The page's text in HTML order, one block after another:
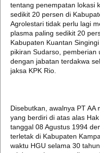
tentang penempatan lokasi
sedikit 20 persen di
Agrolestari tidak perlu lagi
plasma paling sedikit 20
Kabupaten Kuantan
pikiran Sudarso,
dengan jabatan terdakwa
jaksa KPK Rio.
Disebutkan, awalnya PT
yang berdiri di atas alas
tanggal 08 Agustus 1994
terletak di Kabupaten
waktu HGU selama 30